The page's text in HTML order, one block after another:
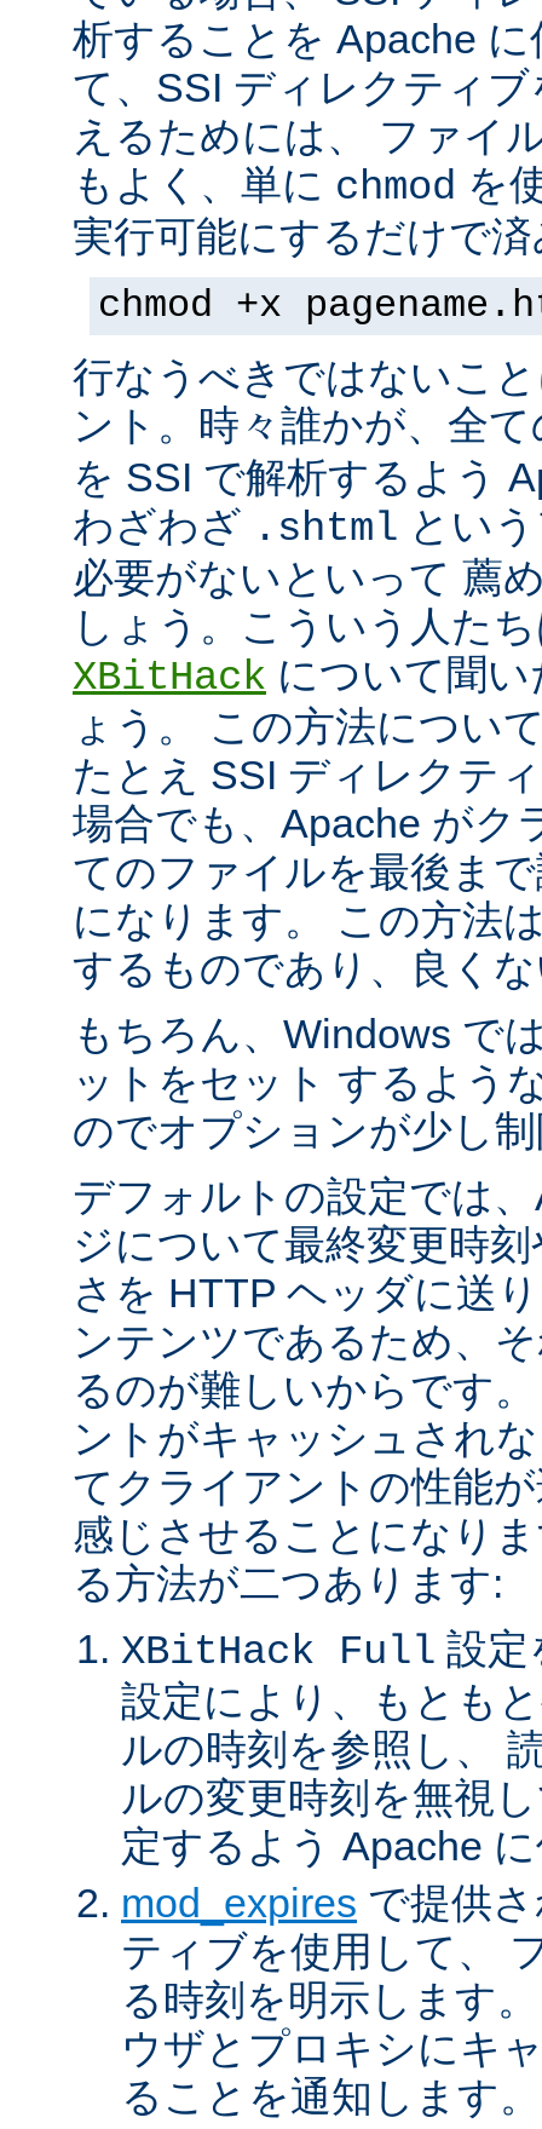
析することを Apache
て、SSI ディレクティ
えるためには、 ファイ
もよく、単に chmod を
実行可能にするだけで
chmod +x
行なうべきではないこ
ント。時々誰かが、全
を SSI で解析するよう
わざわざ .shtml とい
必要がないといって 薦
しょう。こういう人た
XBitHack について聞
ょう。 この方法につい
たとえ SSI ディレクテ
場合でも、Apache がク
てのファイルを最後ま
になります。 この方法
するものであり、良く
もちろん、Windows で
ットをセット するよう
のでオプションが少し
デフォルトの設定では
ジについて最終変更時
さを HTTP ヘッダに送
ンテンツであるため、
るのが難しいからです
ントがキャッシュされ
てクライアントの性能
感じさせることになり
る方法が二つあります:
XBitHack Full 設定
設定により、もとも
ルの時刻を参照し、
ルの変更時刻を無視
定するよう Apache
mod_expires で提供
ティブを使用して、
る時刻を明示します
ウザとプロキシにキ
ることを通知します。